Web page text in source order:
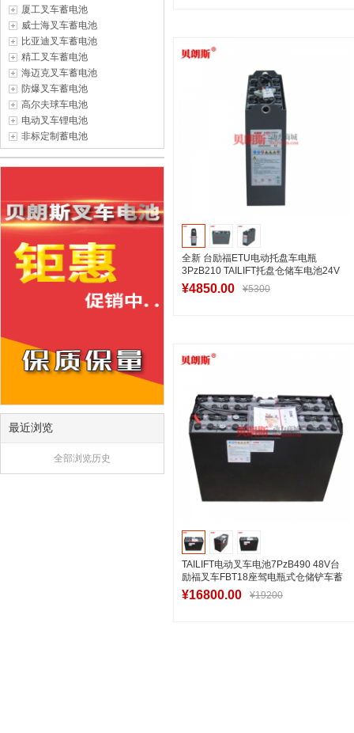
厦工叉车蓄电池
威士海叉车蓄电池
比亚迪叉车蓄电池
精工叉车蓄电池
海迈克叉车蓄电池
防爆叉车蓄电池
高尔夫球车电池
电动叉车锂电池
非标定制蓄电池
最近浏览
全部浏览历史
全新 台励福ETU电动托盘车电瓶
3PzB210 TAILIFT托盘仓储车电池24V
系列
¥4850.00 ¥5300
TAILIFT电动叉车电池7PzB490 48V台
励福叉车FBT18座驾电瓶式仓储铲车蓄
电池
¥16800.00 ¥19200